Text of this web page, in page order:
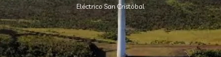
Eléctrico San Cristóbal